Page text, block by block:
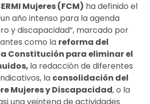
Mujeres (FCM) ha definido el
año intenso para la agenda
y discapacidad”, marcado por
como la reforma del
Constitución para eliminar el
la redacción de diferentes
la consolidación del
Mujeres y Discapacidad, o la